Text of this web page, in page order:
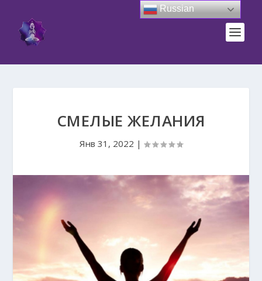
СМЕЛЫЕ ЖЕЛАНИЯ
Янв 31, 2022 |
Russian